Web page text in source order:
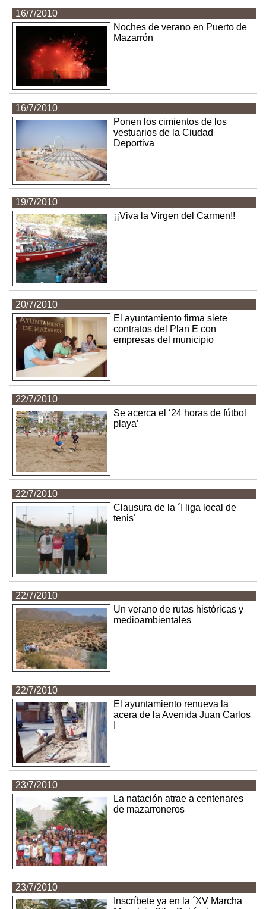
16/7/2010
Noches de verano en Puerto de
Mazarrón
16/7/2010
Ponen los cimientos de los
vestuarios de la Ciudad
Deportiva
19/7/2010
¡¡Viva la Virgen del Carmen!!
20/7/2010
El ayuntamiento firma siete
contratos del Plan E con
empresas del municipio
22/7/2010
Se acerca el ‘24 horas de fútbol
playa’
22/7/2010
Clausura de la ´I liga local de
tenis´
22/7/2010
Un verano de rutas históricas y
medioambientales
22/7/2010
El ayuntamiento renueva la
acera de la Avenida Juan Carlos
23/7/2010
La natación atrae a centenares
de mazarroneros
23/7/2010
Inscríbete ya en la ´XV Marcha